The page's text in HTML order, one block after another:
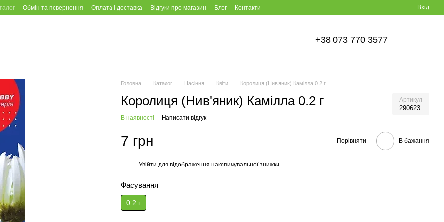
Обмін та повернення Оплата і доставка Відгуки про магазин Блог Контакти Вхід
+38 073 770 3577
Головна Каталог Насіння Квіти Королиця (Нив'яник) Камілла 0.2 г
Королиця (Нив'яник) Камілла 0.2 г Артикул
290623
В наявності Написати відгук
7 грн Порівняти В бажання
Увійти для відображення накопичувальної знижки
Фасування
0.2 г